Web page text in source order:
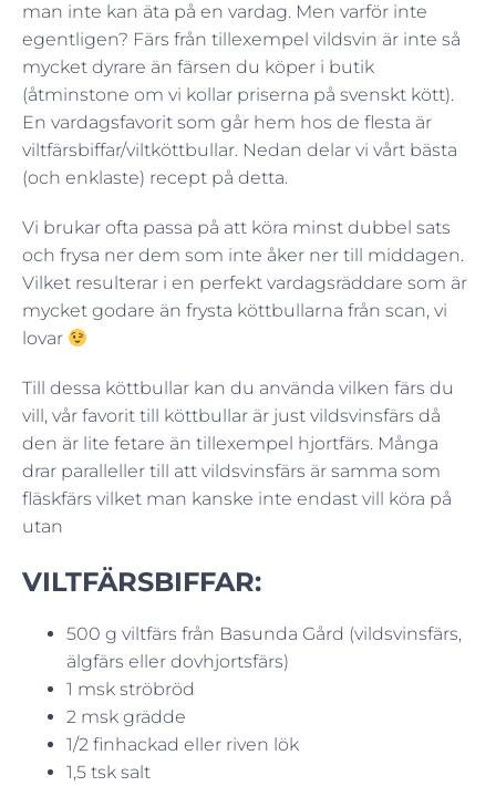
man inte kan äta på en vardag. Men varför inte
egentligen? Färs från tillexempel vildsvin är inte så
mycket dyrare än färsen du köper i butik
(åtminstone om vi kollar priserna på svenskt kött).
En vardagsfavorit som går hem hos de flesta är
viltfärsbiffar/viltköttbullar. Nedan delar vi vårt bästa
(och enklaste) recept på detta.
Vi brukar ofta passa på att köra minst dubbel sats
och frysa ner dem som inte åker ner till middagen.
Vilket resulterar i en perfekt vardagsräddare som är
mycket godare än frysta köttbullarna från scan, vi
lovar
Till dessa köttbullar kan du använda vilken färs du
vill, vår favorit till köttbullar är just vildsvinsfärs då
den är lite fetare än tillexempel hjortfärs. Många
drar paralleller till att vildsvinsfärs är samma som
fläskfärs vilket man kanske inte endast vill köra på
utan
VILTFÄRSBIFFAR:
500 g viltfärs från Basunda Gård (vildsvinsfärs,
älgfärs eller dovhjortsfärs)
1 msk ströbröd
2 msk grädde
1/2 finhackad eller riven lök
1,5 tsk salt